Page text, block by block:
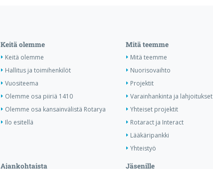
Keitä olemme
Keitä olemme
Hallitus ja toimihenkilöt
Vuositeema
Olemme osa piiriä 1410
Olemme osa kansainvälistä Rotarya
Ilo esitellä
Mitä teemme
Mitä teemme
Nuorisovaihto
Projektit
Varainhankinta ja lahjoitukset
Yhteiset projektit
Rotaract ja Interact
Lääkäripankki
Yhteistyö
Ajankohtaista Jäsenille